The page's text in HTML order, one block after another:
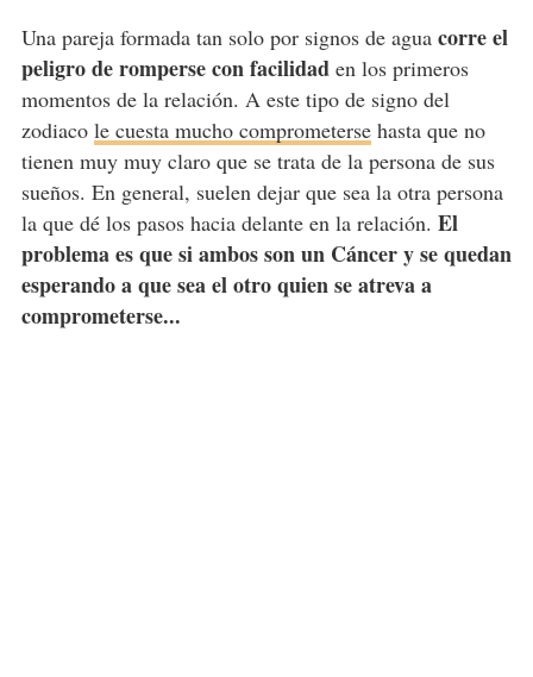
Una pareja formada tan solo por signos de agua corre el
peligro de romperse con facilidad en los primeros
momentos de la relación. A este tipo de signo del
zodiaco le cuesta mucho comprometersehasta que no
tienen muy muy claro que se trata de la persona de sus
sueños. En general, suelen dejar que sea la otra persona
la que dé los pasos hacia delante en la relación. El
problema es que si ambos son un Cáncer y se quedan
esperando a que sea el otro quien se atreva a
comprometerse...